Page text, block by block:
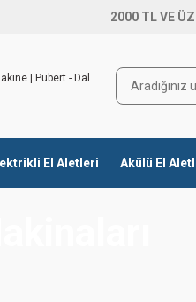
2000 TL VE
El Aletleri Akülü El